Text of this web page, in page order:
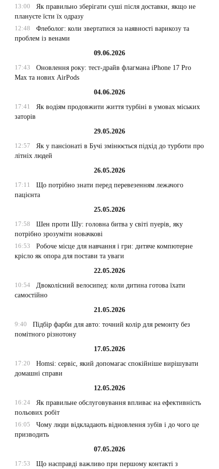
13:00
Як правильно зберігати суші після доставки, якщо не
плануєте їсти їх одразу
12:48
Флеболог: коли звертатися за наявності варикозу та
проблем із венами
09.06.2026
17:43
Оновлення року: тест-драйв флагмана iPhone 17 Pro
Max та нових AirPods
04.06.2026
17:41
Як водіям продовжити життя турбіні в умовах міських
заторів
29.05.2026
12:57
Як у пансіонаті в Бучі змінюється підхід до турботи про
літніх людей
26.05.2026
17:11
Що потрібно знати перед перевезенням лежачого
пацієнта
25.05.2026
17:58
Шен проти Шу: головна битва у світі пуерів, яку
потрібно зрозуміти новачкові
16:53
Робоче місце для навчання і гри: дитяче компютерне
крісло як опора для постави та уваги
22.05.2026
10:54
Двоколісний велосипед: коли дитина готова їхати
самостійно
21.05.2026
9:40
Підбір фарби для авто: точний колір для ремонту без
помітного різнотону
17.05.2026
17:20
Homsi: сервіс, який допомагає спокійніше вирішувати
домашні справи
12.05.2026
16:24
Як правильне обслуговування впливає на ефективність
польових робіт
16:05
Чому люди відкладають відновлення зубів і до чого це
призводить
07.05.2026
17:53
Що насправді важливо при першому контакті з